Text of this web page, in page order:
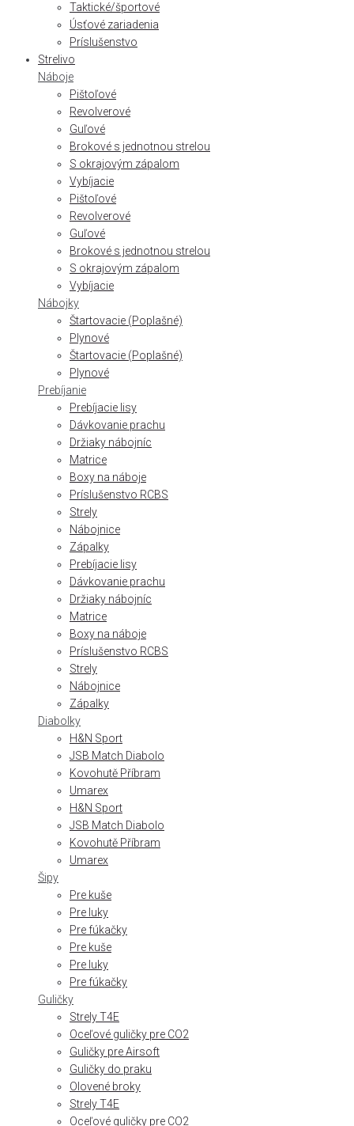
Taktické/športové
Úsťové zariadenia
Príslušenstvo
Strelivo
Náboje
Pištoľové
Revolverové
Guľové
Brokové s jednotnou strelou
S okrajovým zápalom
Vybíjacie
Pištoľové
Revolverové
Guľové
Brokové s jednotnou strelou
S okrajovým zápalom
Vybíjacie
Nábojky
Štartovacie (Poplašné)
Plynové
Štartovacie (Poplašné)
Plynové
Prebíjanie
Prebíjacie lisy
Dávkovanie prachu
Držiaky nábojníc
Matrice
Boxy na náboje
Príslušenstvo RCBS
Strely
Nábojnice
Zápalky
Prebíjacie lisy
Dávkovanie prachu
Držiaky nábojníc
Matrice
Boxy na náboje
Príslušenstvo RCBS
Strely
Nábojnice
Zápalky
Diabolky
H&N Sport
JSB Match Diabolo
Kovohutě Příbram
Umarex
H&N Sport
JSB Match Diabolo
Kovohutě Příbram
Umarex
Šipy
Pre kuše
Pre luky
Pre fúkačky
Pre kuše
Pre luky
Pre fúkačky
Guličky
Strely T4E
Oceľové guličky pre CO2
Guličky pre Airsoft
Guličky do praku
Olovené broky
Strely T4E
Oceľové guličky pre CO2